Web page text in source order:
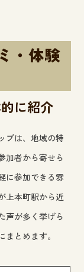
・体験
に紹介
プは、地域の特
加者から寄せら
に参加できる雰
上本町駅から近
声が多く挙げら
とめます。